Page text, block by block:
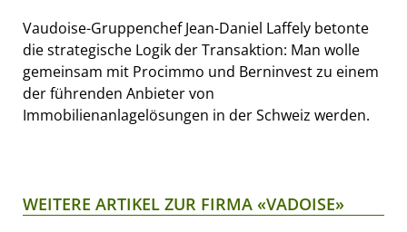
Vaudoise-Gruppenchef Jean-Daniel Laffely betonte
die strategische Logik der Transaktion: Man wolle
gemeinsam mit Procimmo und Berninvest zu einem
der führenden Anbieter von
Immobilienanlagelösungen in der Schweiz werden.
WEITERE ARTIKEL ZUR FIRMA «VADOISE»